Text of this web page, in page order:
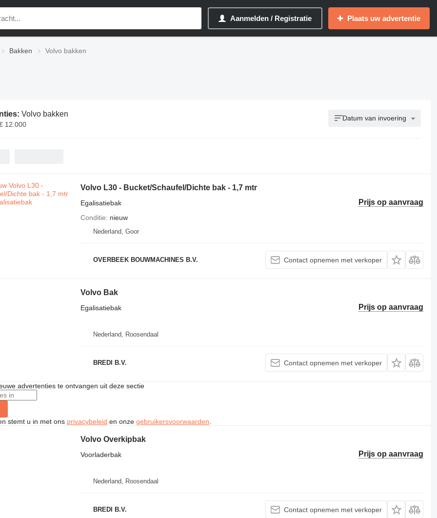
Aanmelden / Registratie Plaats uw advertentie
Bakken Volvo bakken
Volvo bakken
12.000
Datum van invoering
Volvo L30 - Bucket/Schaufel/Dichte bak - 1,7 mtr
Prijs op aanvraag
Egalisatiebak
Conditie
nieuw
Nederland, Goor
OVERBEEK BOUWMACHINES B.V. Contact opnemen met verkoper
Volvo Bak
Prijs op aanvraag
Egalisatiebak
Nederland, Roosendaal
BREDI B.V. Contact opnemen met verkoper
advertenties te ontvangen uit deze sectie
stemt u in met ons privacybeleid en onze gebruikersvoorwaarden
Volvo Overkipbak
Prijs op aanvraag
Voorladerbak
Nederland, Roosendaal
BREDI B.V. Contact opnemen met verkoper